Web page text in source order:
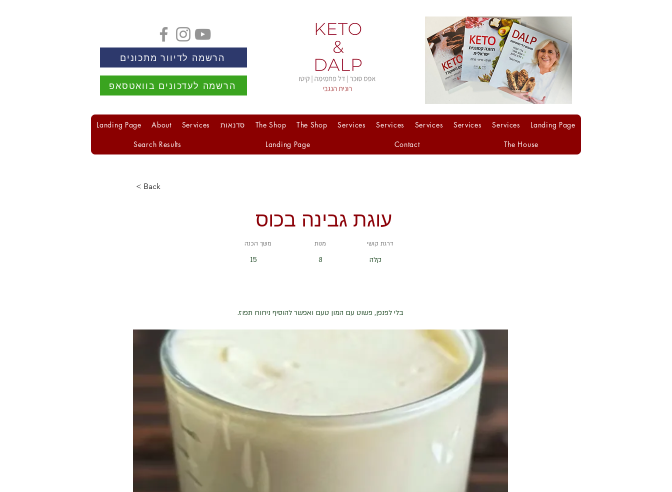
הרשמה לדיוור מתכונים
הרשמה לעדכונים בוואטסאפ
Landing Page
Services
Services
Services
Services
Services
The Shop
The Shop סדנאות Services
About
Landing Page
The House
Contact
Landing Page
Search Results
< Back
עוגת גבינה בכוס
משך הכנה
15
מנות
8
דרגת קושי
קלה
בלי לפנפן, פשוט עם המון טעם ואפשר להוסיף ניחוח תפוז.